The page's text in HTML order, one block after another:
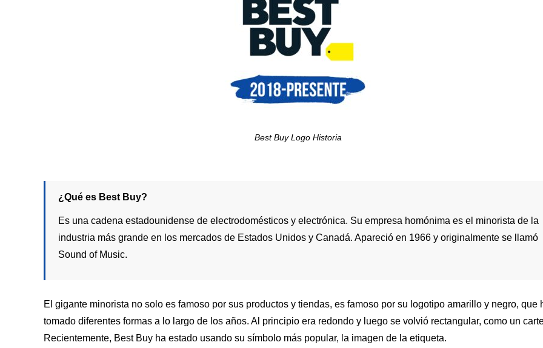
Best Buy Logo Historia
¿Qué es Best Buy?
Es una cadena estadounidense de electrodomésticos y electrónica. Su empresa homónima es el minorista de la
industria más grande en los mercados de Estados Unidos y Canadá. Apareció en 1966 y originalmente se llamó
Sound of Music.
El gigante minorista no solo es famoso por sus productos y tiendas, es famoso por su logotipo amarillo y negro, que
tomado diferentes formas a lo largo de los años. Al principio era redondo y luego se volvió rectangular, como un
Recientemente, Best Buy ha estado usando su símbolo más popular, la imagen de la etiqueta.